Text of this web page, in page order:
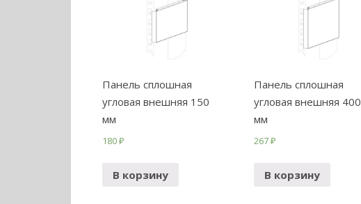
Панель сплошная
угловая внешняя 150
мм
180₽
В корзину
Панель сплошная
угловая внешняя 400
мм
267₽
В корзину